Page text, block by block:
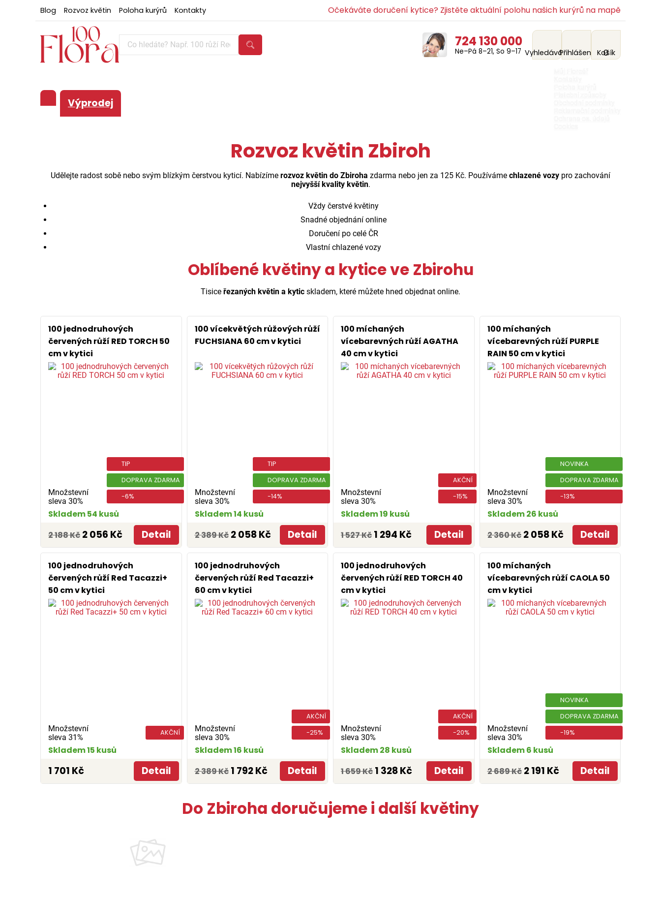
Blog Rozvoz květin Poloha kurýrů Kontakty Očekáváte doručení kytice? Zjistěte aktuální polohu našich kurýrů na mapě
724 130 000
Ne–Pá 8–21, So 9–17 VyhledáváníPřihlášení 0
Košík
Výprodej
Rozvoz květin Zbiroh
Udělejte radost sobě nebo svým blízkým čerstvou kyticí. Nabízíme rozvoz květin do Zbiroha zdarma nebo jen za 125 Kč. Používáme chlazené vozy pro zachování
nejvyšší kvality květin.
Vždy čerstvé květiny
Snadné objednání online
Doručení po celé ČR
Vlastní chlazené vozy
Oblíbené květiny a kytice ve Zbirohu
Tisice řezaných květin a kytic skladem, které můžete hned objednat online.
100 jednodruhových
červených růží RED TORCH 50
cm v kytici
Množstevní
sleva 30%
TIP
DOPRAVA ZDARMA
-6%
Skladem 54 kusů
2 188 Kč 2 056 Kč Detail
100 vícekvětých růžových růží
FUCHSIANA 60 cm v kytici
Množstevní
sleva 30%
TIP
DOPRAVA ZDARMA
-14%
Skladem 14 kusů
2 389 Kč 2 058 Kč Detail
100 míchaných
vícebarevných růží AGATHA
40 cm v kytici
Množstevní
sleva 30%
AKČNÍ
-15%
Skladem 19 kusů
1 527 Kč 1 294 Kč Detail
100 míchaných
vícebarevných růží PURPLE
RAIN 50 cm v kytici
Množstevní
sleva 30%
NOVINKA
DOPRAVA ZDARMA
-13%
Skladem 26 kusů
2 360 Kč 2 058 Kč Detail
100 jednodruhových
červených růží Red Tacazzi+
50 cm v kytici
Množstevní
sleva 31%
AKČNÍ
Skladem 15 kusů
1 701 Kč Detail
100 jednodruhových
červených růží Red Tacazzi+
60 cm v kytici
Množstevní
sleva 30%
AKČNÍ
-25%
Skladem 16 kusů
2 389 Kč 1 792 Kč Detail
100 jednodruhových
červených růží RED TORCH 40
cm v kytici
Množstevní
sleva 30%
AKČNÍ
-20%
Skladem 28 kusů
1 659 Kč 1 328 Kč Detail
100 míchaných
vícebarevných růží CAOLA 50
cm v kytici
Množstevní
sleva 30%
NOVINKA
DOPRAVA ZDARMA
-19%
Skladem 6 kusů
2 689 Kč 2 191 Kč Detail
Do Zbiroha doručujeme i další květiny